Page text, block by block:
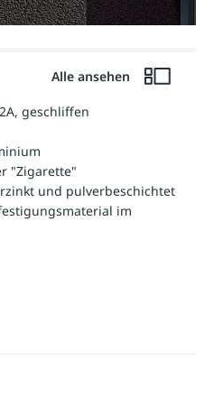
Alle ansehen
geschliffen
"Zigarette"
und pulverbeschichtet
im